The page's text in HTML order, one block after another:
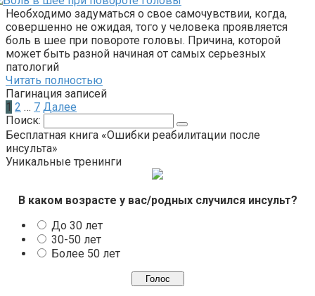
Необходимо задуматься о свое самочувствии, когда,
совершенно не ожидая, того у человека проявляется
боль в шее при повороте головы. Причина, которой
может быть разной начиная от самых серьезных
патологий
Читать полностью
Пагинация записей
1 2 … 7 Далее
Поиск:
Бесплатная книга «Ошибки реабилитации после
инсульта»
Уникальные тренинги
В каком возрасте у вас/родных случился инсульт?
До 30 лет
30-50 лет
Более 50 лет